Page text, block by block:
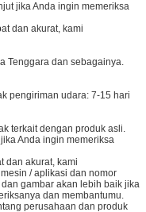
jika Anda ingin memeriksa
dan akurat, kami
Tenggara dan sebagainya.
pengiriman udara: 7-15 hari
terkait dengan produk asli.
Anda ingin memeriksa
dan akurat, kami
/ aplikasi dan nomor
gambar akan lebih baik jika
dan membantumu.
perusahaan dan produk